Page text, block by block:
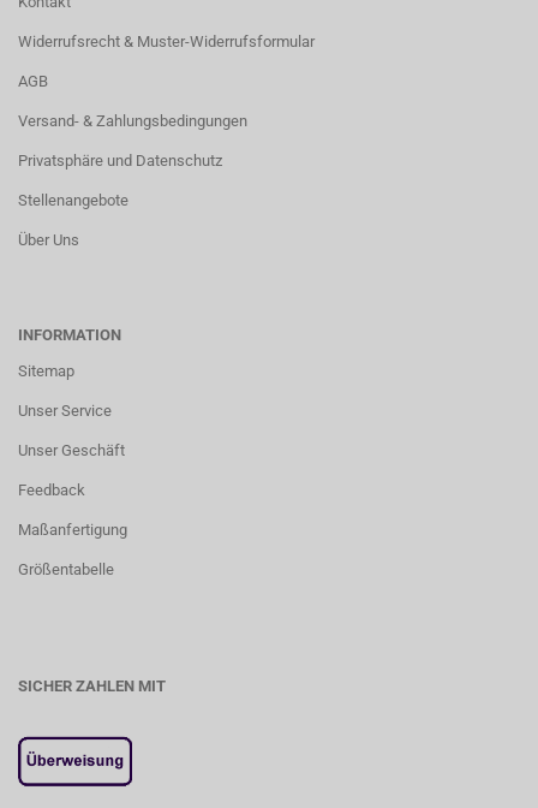
Widerrufsrecht & Muster-Widerrufsformular
AGB
Versand- & Zahlungsbedingungen
Privatsphäre und Datenschutz
Stellenangebote
Über Uns
INFORMATION
Sitemap
Unser Service
Unser Geschäft
Feedback
Maßanfertigung
Größentabelle
SICHER ZAHLEN MIT